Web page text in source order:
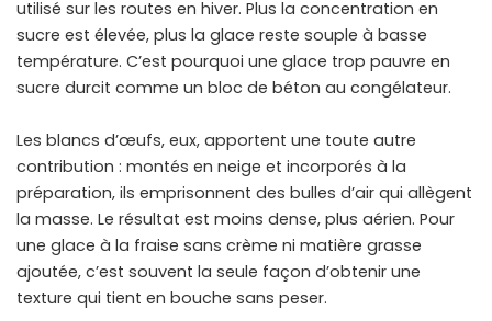
utilisé sur les routes en hiver. Plus la concentration en
sucre est élevée, plus la glace reste souple à basse
température. C’est pourquoi une glace trop pauvre en
sucre durcit comme un bloc de béton au congélateur.
Les blancs d’œufs, eux, apportent une toute autre
contribution : montés en neige et incorporés à la
préparation, ils emprisonnent des bulles d’air qui allègent
la masse. Le résultat est moins dense, plus aérien. Pour
une glace à la fraise sans crème ni matière grasse
ajoutée, c’est souvent la seule façon d’obtenir une
texture qui tient en bouche sans peser.